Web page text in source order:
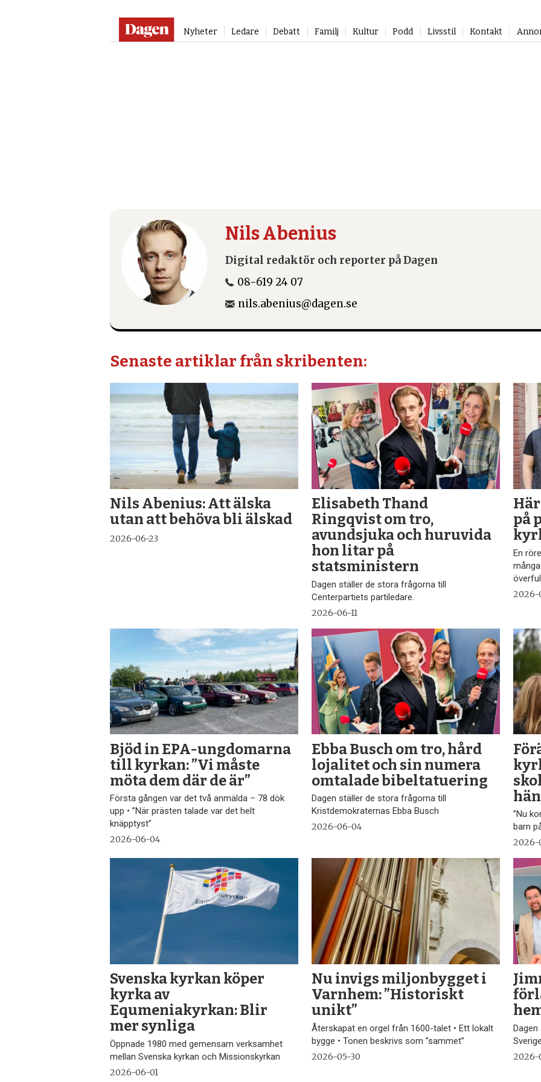
Nyheter Ledare Debatt Familj Kultur Podd Livsstil Kontakt
Nils Abenius
Digital redaktör och reporter på Dagen
08-619 24 07
nils.abenius@dagen.se
Senaste artiklar från skribenten:
Nils Abenius: Att älska
utan att behöva bli älskad
2026-06-23
Elisabeth Thand
Ringqvist om tro,
avundsjuka och huruvida
hon litar på
statsministern
Dagen ställer de stora frågorna till
Centerpartiets partiledare.
2026-06-11
på
En
2026-
Bjöd in EPA-ungdomarna
till kyrkan: ”Vi måste
möta dem där de är”
Första gången var det två anmälda – 78 dök
upp • ”När prästen talade var det helt
knäpptyst”
2026-06-04
Ebba Busch om tro, hård
lojalitet och sin numera
omtalade bibeltatuering
Dagen ställer de stora frågorna till
Kristdemokraternas Ebba Busch
2026-06-04
”Nu
barn
2026-
Svenska kyrkan köper
kyrka av
Equmeniakyrkan: Blir
mer synliga
Öppnade 1980 med gemensam verksamhet
mellan Svenska kyrkan och Missionskyrkan
2026-06-01
Nu invigs miljonbygget i
Varnhem: ”Historiskt
unikt”
Återskapat en orgel från 1600-talet • Ett lokalt
bygge • Tonen beskrivs som ”sammet”
2026-05-30
2026-